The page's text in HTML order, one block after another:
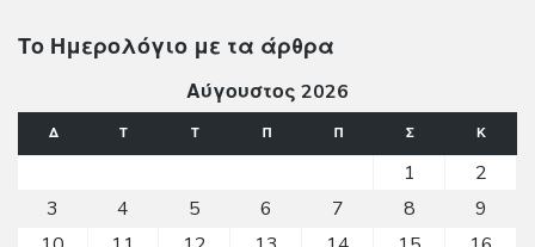
Το Ημερολόγιο με τα άρθρα
Αύγουστος 2026
Δ Τ Τ Π Π Σ Κ
1
2
3
4 5 6 7 8
9